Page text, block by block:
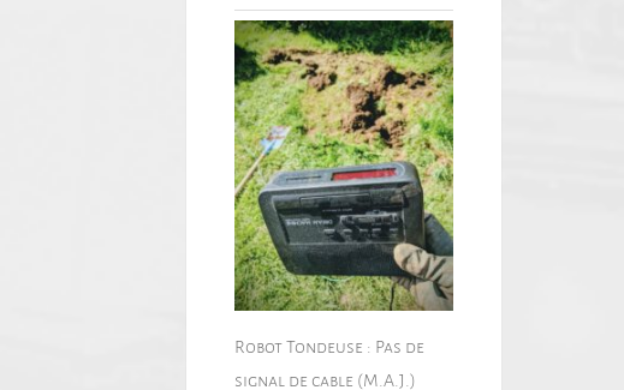
Robot Tondeuse : Pas de
signal de cable (M.A.J.)